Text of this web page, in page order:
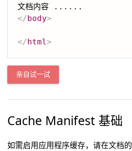
</body>
</html>
亲自试一试
Cache Manifest 基础
如需启用应用程序缓存，请在文档的